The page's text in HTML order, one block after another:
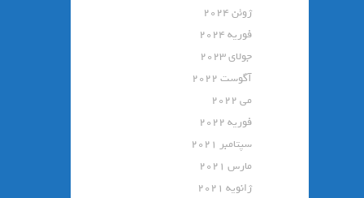
ژوئن 2024
فوریه 2024
جولای 2023
آگوست 2022
می 2022
فوریه 2022
سپتامبر 2021
مارس 2021
ژانویه 2021